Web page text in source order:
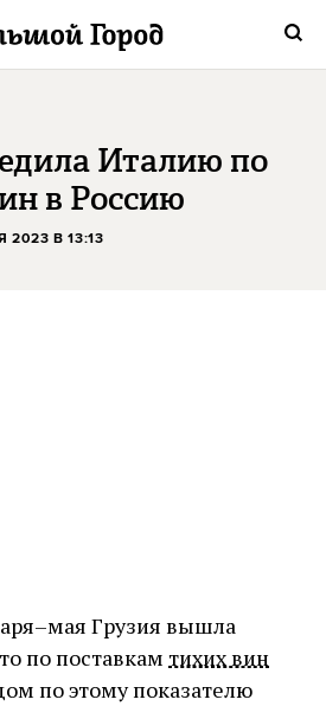
Италию по
в Россию
В 13:13
Грузия вышла
по поставкам тихих вин
по этому показателю